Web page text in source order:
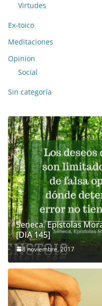
Virtudes
Ex-toico
Meditaciones
Opinion
Social
Sin categoría
Seneca. Epistolas
[DIA 145]
8 noviembre, 2017